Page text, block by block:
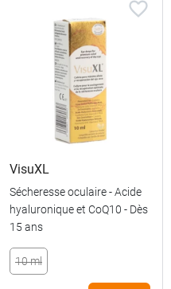
VisuXL
Sécheresse oculaire - Acide
hyaluronique et CoQ10 - Dès
15 ans
10 ml